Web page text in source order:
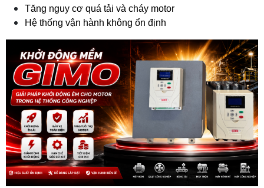
Tăng nguy cơ quá tải và cháy motor
Hệ thống vận hành không ổn định